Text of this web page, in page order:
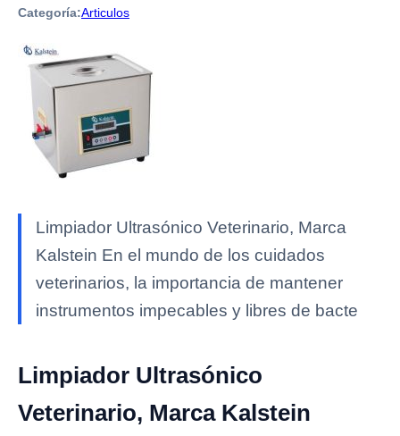
Categoría:Articulos
Limpiador Ultrasónico Veterinario, Marca
Kalstein En el mundo de los cuidados
veterinarios, la importancia de mantener
instrumentos impecables y libres de bacte
Limpiador Ultrasónico
Veterinario, Marca Kalstein